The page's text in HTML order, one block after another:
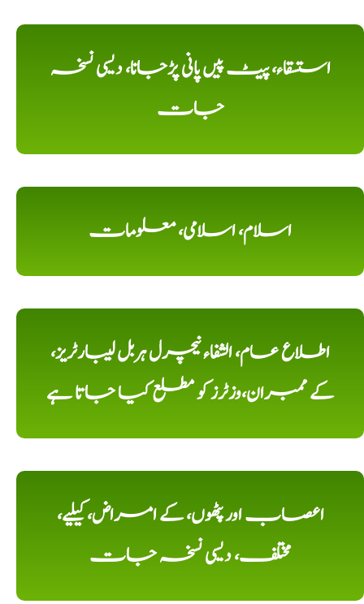
استسقاء، پیٹ پیں پانی پڑجانا، دیسی نسخہ
جات
اسلام، اسلامی، معلومات
اطلاع عام، الشفاء نیچرل ہربل لیبارٹریز،
کے ممبران،وزٹرز کو مطلع کیا جاتا ہے
اعصاب اور پٹھوں، کے امراض، کیلیے،
مختلف، دیسی نسخہ جات